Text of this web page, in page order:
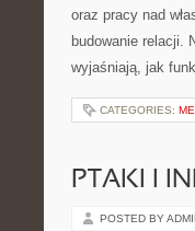
oraz pracy nad
budowanie relacji.
wyjaśniają, jak
CATEGORIES:
PTAKI I
POSTED BY